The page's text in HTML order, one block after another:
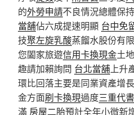
的外勞申請不良情況總體保
當舖佔六成提速明顯 台中免
技聚左旋乳酸蒸餾水股份有
您闔家旅遊信用卡換現金土
趣請加賴詢問 台北當舖 上升
環比回落主要是同業資產增
金方面刷卡換現過度三重代
滿 房屋二胎預計全年小微新